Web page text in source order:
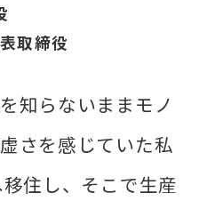
取締役
知らないままモノ
さを感じていた私
住し、そこで生産